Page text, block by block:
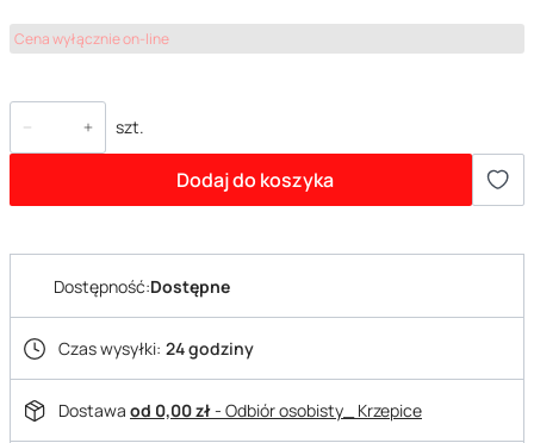
Cena wyłącznie on-line
szt.
Dodaj do koszyka
Dostępność:Dostępne
Czas wysyłki: 24 godziny
Dostawa od 0,00 zł- Odbiór osobisty_ Krzepice